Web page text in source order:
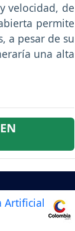
velocidad, de
permite
a pesar de su
una alta